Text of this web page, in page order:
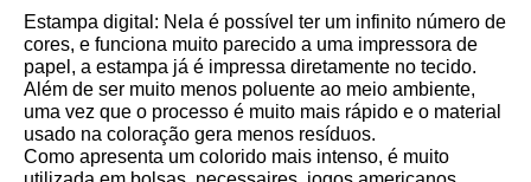
Estampa digital : Nela é possível ter um infinito número de
cores, e funciona muito parecido a uma impressora de
papel, a estampa já é impressa diretamente no tecido.
Além de ser muito menos poluente ao meio ambiente,
uma vez que o processo é muito mais rápido e o material
usado na coloração gera menos resíduos.
Como apresenta um colorido mais intenso, é muito